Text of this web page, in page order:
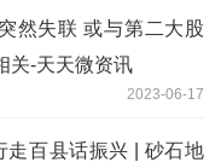
然失联 或与第二大股
关-天天微资讯
2023-06-17
百县话振兴 | 砂石地